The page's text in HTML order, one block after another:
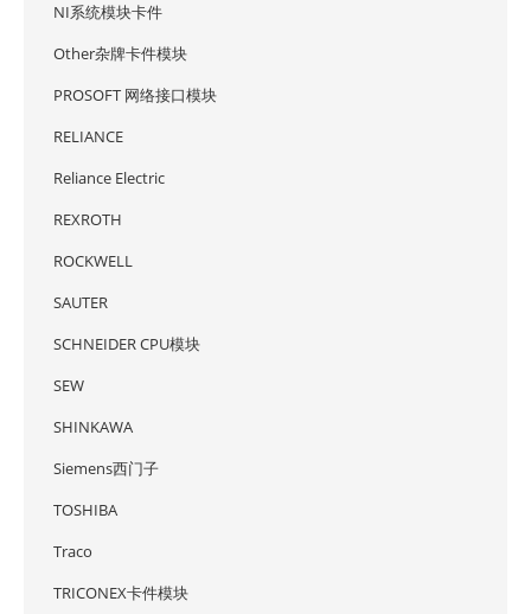
NI系统模块卡件
Other杂牌卡件模块
PROSOFT 网络接口模块
RELIANCE
Reliance Electric
REXROTH
ROCKWELL
SAUTER
SCHNEIDER CPU模块
SEW
SHINKAWA
Siemens西门子
TOSHIBA
Traco
TRICONEX卡件模块